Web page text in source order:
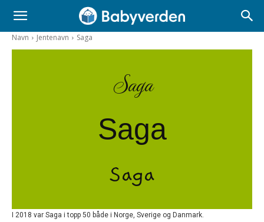
Navn Jentenavn Saga
Saga
Saga
Saga
I 2018 var Saga i topp 50 både i Norge, Sverige og Danmark.